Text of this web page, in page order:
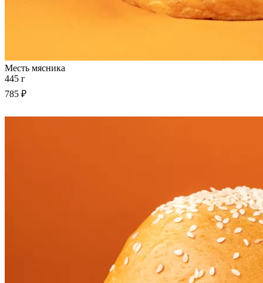
Месть мясника
445 г
785 ₽